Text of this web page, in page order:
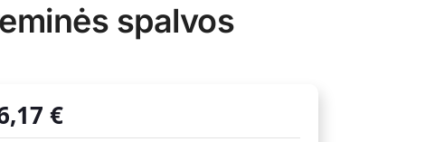
spalvos
€